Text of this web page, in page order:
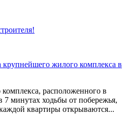
крупнейшего жилого комплекса в
расположенного в
7 минутах ходьбы от побережья,
квартиры открываются...